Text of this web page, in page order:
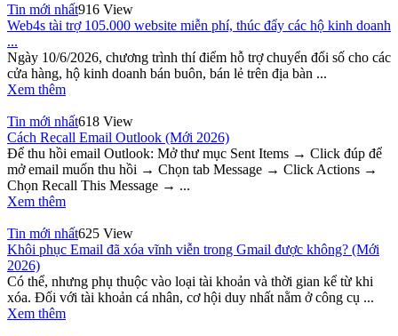
Tin mới nhất916 View
Web4s tài trợ 105.000 website miễn phí, thúc đẩy các hộ kinh doanh
...
Ngày 10/6/2026, chương trình thí điểm hỗ trợ chuyển đổi số cho các
cửa hàng, hộ kinh doanh bán buôn, bán lẻ trên địa bàn ...
Xem thêm
Tin mới nhất618 View
Cách Recall Email Outlook (Mới 2026)
Để thu hồi email Outlook: Mở thư mục Sent Items → Click đúp để
mở email muốn thu hồi → Chọn tab Message → Click Actions →
Chọn Recall This Message → ...
Xem thêm
Tin mới nhất625 View
Khôi phục Email đã xóa vĩnh viễn trong Gmail được không? (Mới
2026)
Có thể, nhưng phụ thuộc vào loại tài khoản và thời gian kể từ khi
xóa. Đối với tài khoản cá nhân, cơ hội duy nhất nằm ở công cụ ...
Xem thêm